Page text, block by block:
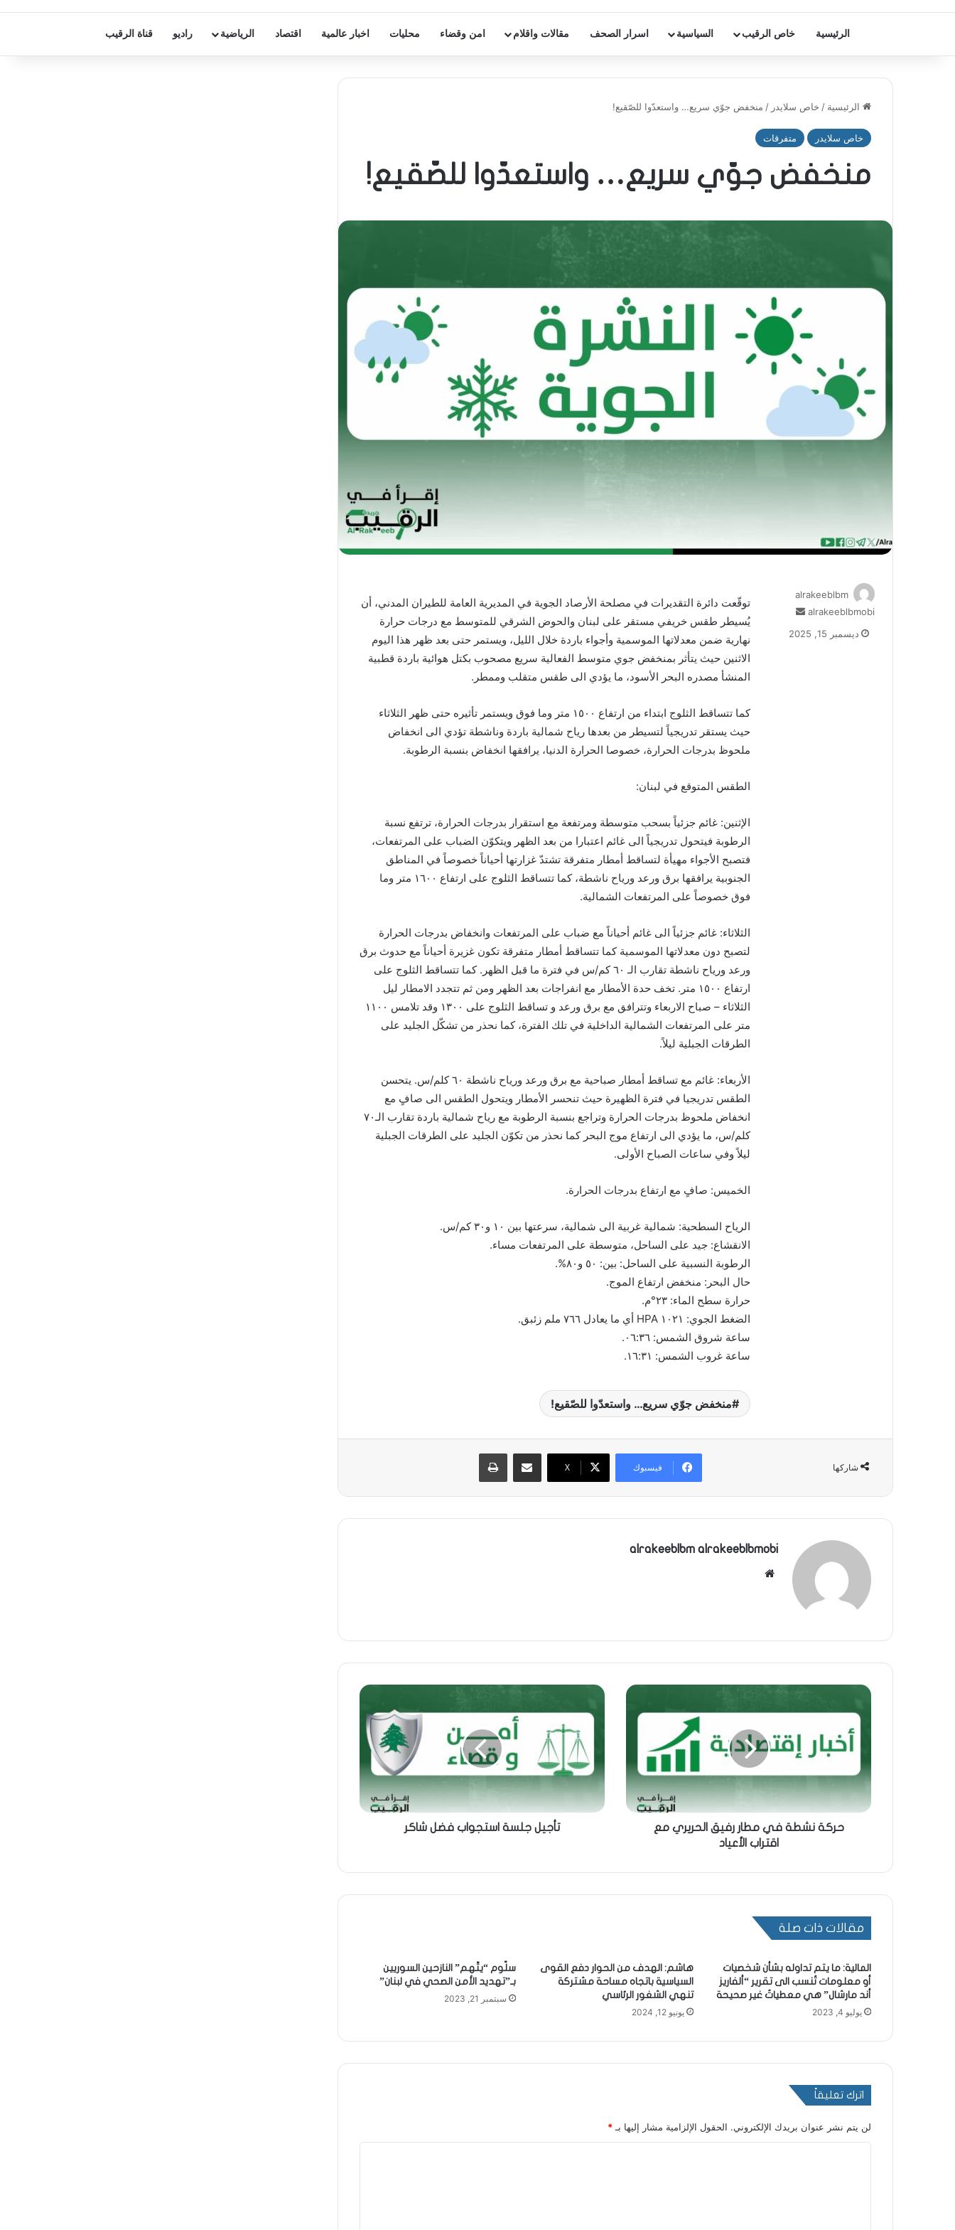
الرئيسية خاص الرقيب السياسية اسرار الصحف مقالات واقلام امن وقضاء محليات اخبار عالمية اقتصاد الرياضية راديو قناة الرقيب
الرئيسية / خاص سلايدر / منخفض جوّي سريع… واستعدّوا للصّقيع!
خاص سلايدر متفرقات
منخفض جوّي سريع… واستعدّوا للصّقيع!
توقّعت دائرة التقديرات في مصلحة الأرصاد الجوية في المديرية العامة للطيران المدني، أن
يُسيطر طقس خريفي مستقر على لبنان والحوض الشرقي للمتوسط مع درجات حرارة
نهارية ضمن معدلاتها الموسمية وأجواء باردة خلال الليل، ويستمر حتى بعد ظهر هذا اليوم
الاثنين حيث يتأثر بمنخفض جوي متوسط الفعالية سريع مصحوب بكتل هوائية باردة قطبية
المنشأ مصدره البحر الأسود، ما يؤدي الى طقس متقلب وممطر.
كما تتساقط الثلوج ابتداء من ارتفاع ١٥٠٠ متر وما فوق ويستمر تأثيره حتى ظهر الثلاثاء
حيث يستقر تدريجياً لتسيطر من بعدها رياح شمالية باردة وناشطة تؤدي الى انخفاض
ملحوظ بدرجات الحرارة، خصوصا الحرارة الدنيا، يرافقها انخفاض بنسبة الرطوبة.
الطقس المتوقع في لبنان:
الإثنين: غائم جزئياً بسحب متوسطة ومرتفعة مع استقرار بدرجات الحرارة، ترتفع نسبة
الرطوبة فيتحول تدريجياً الى غائم اعتبارا من بعد الظهر ويتكوّن الضباب على المرتفعات،
فتصبح الأجواء مهيأة لتساقط أمطار متفرقة تشتدّ غزارتها أحياناً خصوصاً في المناطق
الجنوبية يرافقها برق ورعد ورياح ناشطة، كما تتساقط الثلوج على ارتفاع ١٦٠٠ متر وما
فوق خصوصاً على المرتفعات الشمالية.
الثلاثاء: غائم جزئياً الى غائم أحياناً مع ضباب على المرتفعات وانخفاض بدرجات الحرارة
لتصبح دون معدلاتها الموسمية كما تتساقط أمطار متفرقة تكون غزيرة أحياناً مع حدوث برق
ورعد ورياح ناشطة تقارب الـ ٦٠ كم/س في فترة ما قبل الظهر. كما تتساقط الثلوج على
ارتفاع ١٥٠٠ متر. تخف حدة الأمطار مع انفراجات بعد الظهر ومن ثم تتجدد الامطار ليل
الثلاثاء – صباح الاربعاء وتترافق مع برق ورعد و تساقط الثلوج على ١٣٠٠ وقد تلامس ١١٠٠
متر على المرتفعات الشمالية الداخلية في تلك الفترة، كما نحذر من تشكّل الجليد على
الطرقات الجبلية ليلاً.
الأربعاء: غائم مع تساقط أمطار صباحية مع برق ورعد ورياح ناشطة ٦٠ كلم/س. يتحسن
الطقس تدريجيا في فترة الظهيرة حيث تنحسر الأمطار ويتحول الطقس الى صافٍ مع
انخفاض ملحوظ بدرجات الحرارة وتراجع بنسبة الرطوبة مع رياح شمالية باردة تقارب الـ٧٠
كلم/س، ما يؤدي الى ارتفاع موج البحر كما نحذر من تكوّن الجليد على الطرقات الجبلية
ليلاً وفي ساعات الصباح الأولى.
الخميس: صافٍ مع ارتفاع بدرجات الحرارة.
الرياح السطحية: شمالية غربية الى شمالية، سرعتها بين ١٠ و٣٠ كم/س.
الانقشاع: جيد على الساحل، متوسطة على المرتفعات مساء.
الرطوبة النسبية على الساحل: بين: ٥٠ و٨٠%.
حال البحر: منخفض ارتفاع الموج.
حرارة سطح الماء: ٢٣°م.
الضغط الجوي: ١٠٢١ HPA أي ما يعادل ٧٦٦ ملم زئبق.
ساعة شروق الشمس: ٠٦:٣٦.
ساعة غروب الشمس: ١٦:٣١.
منخفض جوّي سريع… واستعدّوا للصّقيع!
alrakeeblbm
alrakeeblbmobi
أرسل
إلكترونيا
ديسمبر 15, 2025
شاركها فيسبوك X
مشاركة عبر البريد طباعة
alrakeeblbm alrakeeblbmobi
حركة نشطة في مطار رفيق الحريري مع
اقتراب الأعياد
تأجيل جلسة استجواب فضل شاكر
مقالات ذات صلة
المالية: ما يتم تداوله بشأن شخصيات
أو معلومات تُنسب الى تقرير “ألفاريز
أند مارشال” هي معطياتٌ غير صحيحة
يوليو 4, 2023
هاشم: الهدف من الحوار دفع القوى
السياسية باتجاه مساحة مشتركة
تنهي الشغور الرئاسي
يونيو 12, 2024
سلّوم “يتّهم” النازحين السوريين
بـ”تهديد الأمن الصحي في لبنان”
سبتمبر 21, 2023
اترك تعليقاً
لن يتم نشر عنوان بريدك الإلكتروني. الحقول الإلزامية مشار إليها بـ *